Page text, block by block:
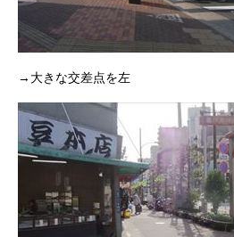
→大きな交差点を左